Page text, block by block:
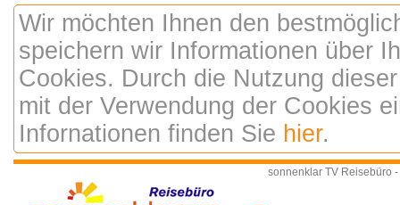
Wir möchten Ihnen den
speichern wir Informationen über
Cookies. Durch die Nutzung
mit der Verwendung der Cookies
Infornationen finden Sie hier.
sonnenklar TV Reisebüro